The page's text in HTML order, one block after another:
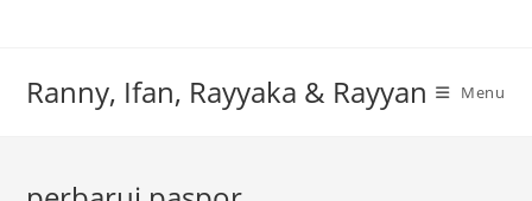
Ranny, Ifan, Rayyaka & Rayyan Menu